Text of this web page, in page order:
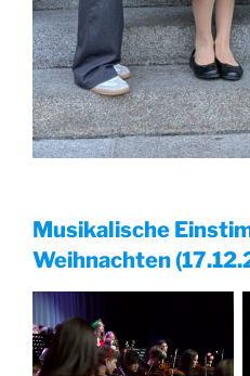
Musikalische
Weihnachten